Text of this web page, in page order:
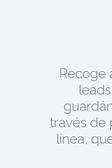
Recoge
través de
línea,